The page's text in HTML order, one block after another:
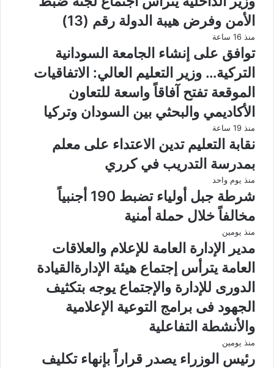
الأمن وفرض هيبة الدولة رقم (13)
منذ 16 ساعة
توافق على إنشاء الجامعة السودانية
التركية… وزير التعليم العالي: الاتفاقيات
الموقعة تفتح آفاقاً واسعة للتعاون
الأكاديمي والبحثي بين السودان وتركيا
منذ 19 ساعة
نقابة التعليم تدين الاعتداء على معلم
بمدرسة التدريب في كرري
منذ يوم واحد
شرطة جبل أولياء تضبط 190 أجنبياً
مخالفاً خلال حملة أمنية
منذ يومين
مدير الإدارة العامة للإعلام والعلاقات
العامة يترأس إجتماع هيئة الإدارةالقيادة
الدورى للإدارة والإجتماع يوجه بتكثيف
الجهود فى برامج التوعية الإعلامية
والأنشطة التفاعلية
منذ يومين
رئيس الوزراء يصدر قراراً بإنهاء تكليف